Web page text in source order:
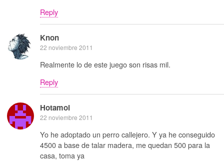
Reply
Knon
22 noviembre 2011
Realmente lo de este juego son risas mil.
Reply
Hotamol
22 noviembre 2011
Yo he adoptado un perro callejero. Y ya he conseguido
4500 a base de talar madera, me quedan 500 para la
casa, toma ya